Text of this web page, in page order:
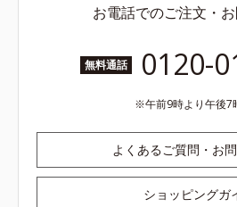
お電話でのご注文・
無料通話 0120-
午前9時より午後7
よくあるご質問・お
ショッピングガ